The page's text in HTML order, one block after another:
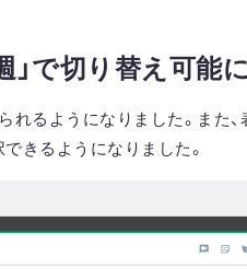
」で切り替え可能
れるようになりました。また、
きるようになりました。